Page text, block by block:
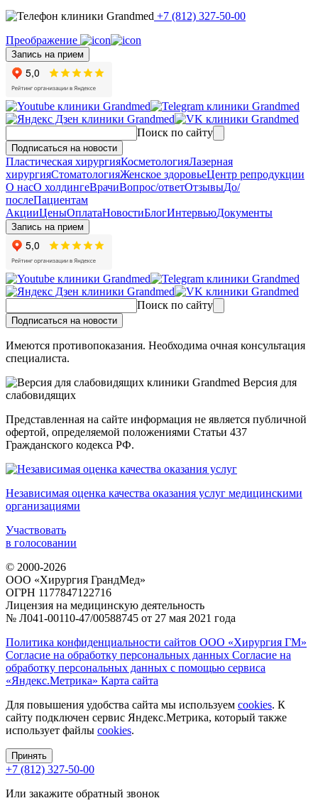
+7 (812) 327-50-00
Преображение
Запись на прием
Поиск по сайту
Подписаться на новости
Пластическая хирургияКосметологияЛазерная
хирургияСтоматологияЖенское здоровьеЦентр репродукции
О насО холдингеВрачиВопрос/ответОтзывыДо/
послеПациентам
АкцииЦеныОплатаНовостиБлогИнтервьюДокументы
Запись на прием
Поиск по сайту
Подписаться на новости
Имеются противопоказания. Необходима очная консультация
специалиста.
Версия для
слабовидящих
Представленная на сайте информация не является публичной
офертой, определяемой положениями Статьи 437
Гражданского кодекса РФ.
Независимая оценка качества оказания услуг медицинскими
организациями
Участвовать
в голосовании
© 2000-2026
ООО «Хирургия ГрандМед»
ОГРН 1177847122716
Лицензия на медицинскую деятельность
№ Л041-00110-47/00588745 от 27 мая 2021 года
Политика конфиденциальности сайтов ООО «Хирургия ГМ»
Согласие на обработку персональных данных Согласие на
обработку персональных данных с помощью сервиса
«Яндекс.Метрика» Карта сайта
Для повышения удобства сайта мы используем cookies. К
сайту подключен сервис Яндекс.Метрика, который также
использует файлы cookies.
Принять
+7 (812) 327-50-00
Или закажите обратный звонок